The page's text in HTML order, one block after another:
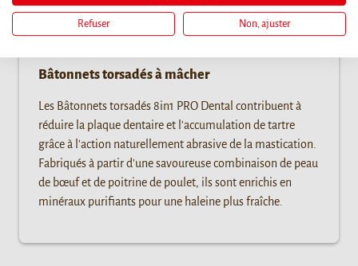
Bâtonnets torsadés à mâcher
Les Bâtonnets torsadés 8in1 PRO Dental contribuent à
réduire la plaque dentaire et l'accumulation de tartre
grâce à l'action naturellement abrasive de la mastication.
Fabriqués à partir d'une savoureuse combinaison de peau
de bœuf et de poitrine de poulet, ils sont enrichis en
minéraux purifiants pour une haleine plus fraîche.
Refuser Non, ajuster